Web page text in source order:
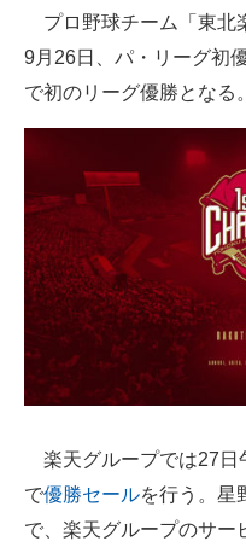
ITの今と未来を見通す
スマホと通信の最新トレンド
進化するPCとデバイスの未
好きが集まる 比べて選べ
ビジネスと働き方のヒント
AI活用のいまが分かる
企業ITのトレンドを詳説
マーケ×ITの今がよく分かる
ITエンジニア向け専門サイト
プロ野球チーム「東北
9月26日、パ・リーグ初
で初のリーグ優勝となる。
楽天グループでは27日
で優勝セールを行う。星
で、楽天グループのサー